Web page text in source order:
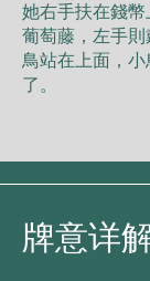
她右⼿扶在錢
葡萄藤，左⼿
⿃站在上⾯，
了。
牌意详